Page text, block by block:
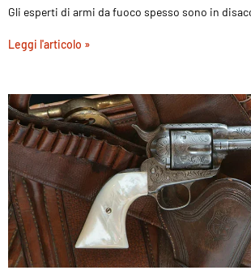
Gli esperti di armi da fuoco spesso sono in
Leggi l'articolo »